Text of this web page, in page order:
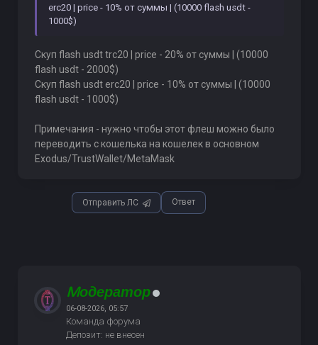
erc20 | price - 10% от суммы | (10000 flash usdt -
1000$)
Скуп flash usdt trc20 | price - 20% от суммы | (10000
flash usdt - 2000$)
Скуп flash usdt erc20 | price - 10% от суммы | (10000
flash usdt - 1000$)
Примечания - нужно чтобы этот флеш можно было
переводить с кошелька на кошелек в основном
Exodus/TrustWallet/MetaMask
Отправить ЛС Ответ
Mодератор
06-08-2026, 05:57
Команда форума
Депозит: не внесен